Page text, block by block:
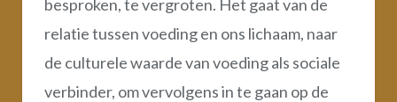
besproken, te vergroten. Het gaat van de
relatie tussen voeding en ons lichaam, naar
de culturele waarde van voeding als sociale
verbinder, om vervolgens in te gaan op de